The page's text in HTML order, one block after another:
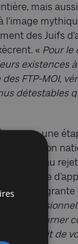
mais
l’image
des Juifs
« Pour le
existences
FTP-MOI,
détestables
comme une
au rejet
flagrante
se retourner
à-dire le fait de